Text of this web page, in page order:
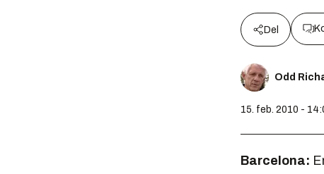
Del
Odd
15. feb. 2010 -
Barcelona: